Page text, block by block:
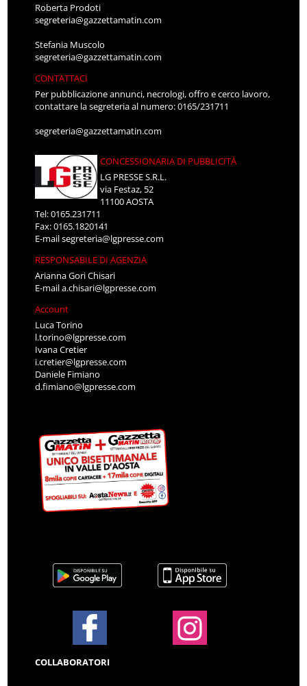
Roberta Prodoti
segreteria@gazzettamatin.com
Stefania Muscolo
segreteria@gazzettamatin.com
CONTATTACI
Per pubblicazione annunci, necrologi, offro e cerco lavoro,
contattare la segreteria al numero: 0165/231711
segreteria@gazzettamatin.com
CONCESSIONARIA DI PUBBLICITÀ
LG PRESSE S.R.L.
via Festaz, 52
11100 AOSTA
Tel: 0165.231711
Fax: 0165.1820141
E-mailsegreteria@lgpresse.com
RESPONSABILE DI AGENZIA
Arianna Gori Chisari
E-maila.chisari@lgpresse.com
Account
Luca Torino
l.torino@lgpresse.com
Ivana Cretier
i.cretier@lgpresse.com
Daniele Fimiano
d.fimiano@lgpresse.com
COLLABORATORI